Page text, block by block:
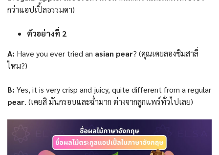
กว่าแอปเปิ้ลธรรมดา)
ตัวอย่างที่ 2
A: Have you ever tried an asian pear? (คุณเคยลองชิมสาลี่
ไหม?)
B: Yes, it is very crisp and juicy, quite different from a regular
pear. (เคยสิ มันกรอบและฉ่ำมาก ต่างจากลูกแพร์ทั่วไปเลย)